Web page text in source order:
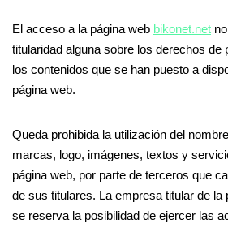
El acceso a la página web bikonet.net
titularidad alguna sobre los derechos de
los contenidos que se han puesto a
página web.
Queda prohibida la utilización del
marcas, logo, imágenes, textos y
página web, por parte de terceros que
de sus titulares. La empresa titular de la
se reserva la posibilidad de ejercer las